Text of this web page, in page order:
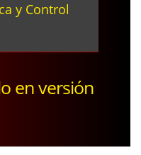
y Control
en versión